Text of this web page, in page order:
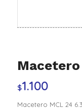
$1.100
Macetero MCL 24